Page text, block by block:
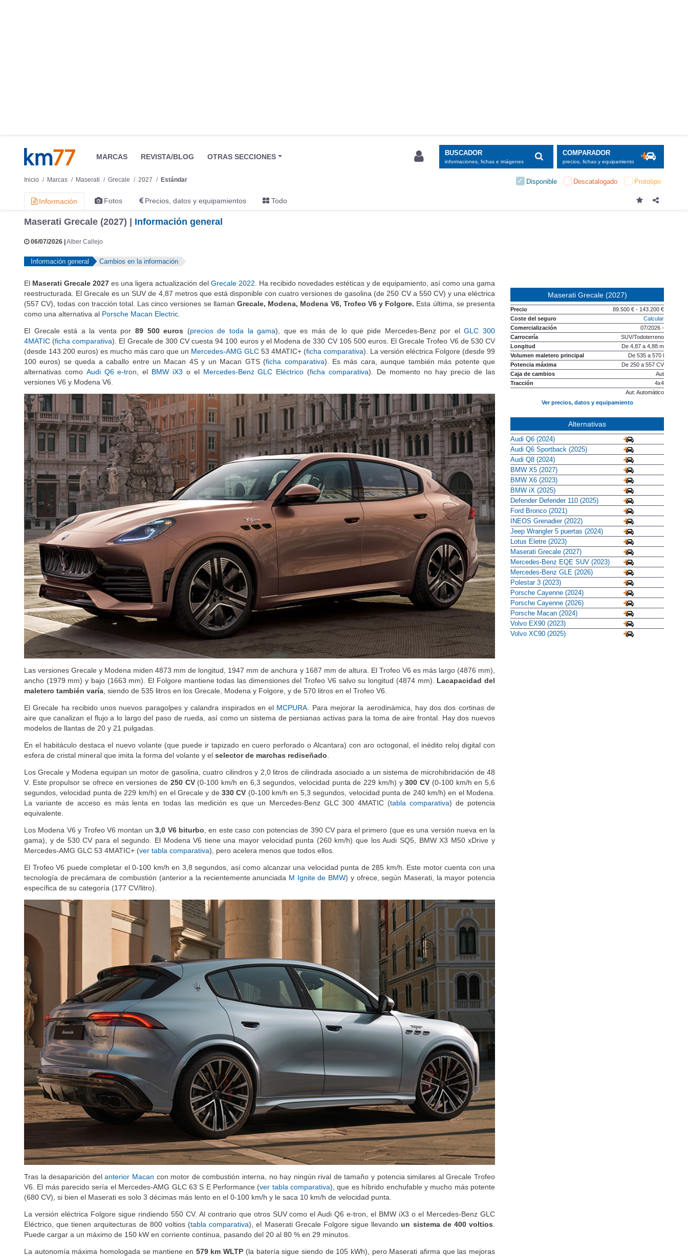
MARCAS REVISTA/BLOG OTRAS SECCIONES BUSCADOR
informaciones, fichas e imágenes
COMPARADOR
precios, fichas y equipamiento
Inicio Marcas Maserati Grecale 2027 Estándar Disponible Descatalogado Prototipo
Información Fotos Precios, datos y equipamientos Todo
Maserati Grecale (2027) | Información general
06/07/2026 | Alber Callejo
Información general Cambios en la información
El Maserati Grecale 2027 es una ligera actualización del Grecale 2022 . Ha recibido novedades estéticas y de equipamiento, así como una gama
reestructurada. El Grecale es un SUV de 4,87 metros que está disponible con cuatro versiones de gasolina (de 250 CV a 550 CV) y una eléctrica
(557 CV), todas con tracción total. Las cinco versiones se llaman Grecale, Modena, Modena V6, Trofeo V6 y Folgore. Esta última, se presenta
como una alternativa al Porsche Macan Electric
El Grecale está a la venta por89 500 euros (precios de toda la gama), que es más de lo que pide Mercedes-Benz por elGLC 300
4MATIC (ficha comparativa). El Grecale de 300 CV cuesta 94 100 euros y el Modena de 330 CV 105 500 euros. El Grecale Trofeo V6 de 530 CV
(desde 143 200 euros) es mucho más caro que un Mercedes-AMG GLC 53 4MATIC+ (ficha comparativa). La versión eléctrica Folgore (desde 99
100 euros) se queda a caballo entre un Macan 4S y un Macan GTS (ficha comparativa). Es más cara, aunque también más potente que
alternativas como Audi Q6 e-tron , el BMW iX3 o el Mercedes-Benz GLC Eléctrico (ficha comparativa). De momento no hay precio de las
versiones V6 y Modena V6.
Las versiones Grecale y Modena miden 4873 mm de longitud, 1947 mm de anchura y 1687 mm de altura. El Trofeo V6 es más largo (4876 mm),
ancho (1979 mm) y bajo (1663 mm). El Folgore mantiene todas las dimensiones del Trofeo V6 salvo su longitud (4874 mm). Lacapacidad del
maletero también varía , siendo de 535 litros en los Grecale, Modena y Folgore, y de 570 litros en el Trofeo V6.
El Grecale ha recibido unos nuevos paragolpes y calandra inspirados en el MCPURA . Para mejorar la aerodinámica, hay dos dos cortinas de
aire que canalizan el flujo a lo largo del paso de rueda, así como un sistema de persianas activas para la toma de aire frontal. Hay dos nuevos
modelos de llantas de 20 y 21 pulgadas.
En el habitáculo destaca el nuevo volante (que puede ir tapizado en cuero perforado o Alcantara) con aro octogonal, el inédito reloj digital con
esfera de cristal mineral que imita la forma del volante y el selector de marchas rediseñado
Los Grecale y Modena equipan un motor de gasolina, cuatro cilindros y 2,0 litros de cilindrada asociado a un sistema de microhibridación de 48
V. Este propulsor se ofrece en versiones de 250 CV(0-100 km/h en 6,3 segundos, velocidad punta de 229 km/h) y300 CV (0-100 km/h en 5,6
segundos, velocidad punta de 229 km/h) en el Grecale y de 330 CV (0-100 km/h en 5,3 segundos, velocidad punta de 240 km/h) en el Modena.
La variante de acceso es más lenta en todas las medición es que un Mercedes-Benz GLC 300 4MATIC (tabla comparativa) de potencia
equivalente.
Los Modena V6 y Trofeo V6 montan un3,0 V6 biturbo , en este caso con potencias de 390 CV para el primero (que es una versión nueva en la
gama), y de 530 CV para el segundo. El Modena V6 tiene una mayor velocidad punta (260 km/h) que los Audi SQ5, BMW X3 M50 xDrive y
Mercedes-AMG GLC 53 4MATIC+ (ver tabla comparativa), pero acelera menos que todos ellos.
El Trofeo V6 puede completar el 0-100 km/h en 3,8 segundos, así como alcanzar una velocidad punta de 285 km/h. Este motor cuenta con una
tecnología de precámara de combustión (anterior a la recientemente anunciada M Ignite de BMW) y ofrece, según Maserati, la mayor potencia
específica de su categoría (177 CV/litro).
Tras la desaparición delanterior Macan con motor de combustión interna, no hay ningún rival de tamaño y potencia similares al Grecale Trofeo
V6. El más parecido sería el Mercedes-AMG GLC 63 S E Performance (ver tabla comparativa), que es híbrido enchufable y mucho más potente
(680 CV), si bien el Maserati es solo 3 décimas más lento en el 0-100 km/h y le saca 10 km/h de velocidad punta.
La versión eléctrica Folgore sigue rindiendo 550 CV. Al contrario que otros SUV como el Audi Q6 e-tron, el BMW iX3 o el Mercedes-Benz GLC
Eléctrico, que tienen arquitecturas de 800 voltios (tabla comparativa), el Maserati Grecale Folgore sigue llevandoun sistema de 400 voltios
Puede cargar a un máximo de 150 kW en corriente continua, pasando del 20 al 80 % en 29 minutos.
La autonomía máxima homologada se mantiene en 579 km WLTP (la batería sigue siendo de 105 kWh), pero Maserati afirma que las mejoras
Maserati Grecale (2027)
Precio
89.500 € - 143.200 €
Coste del seguro
Calcular
Comercialización
07/2026 -
Carrocería
SUV/Todoterreno
Longitud
De 4,87 a 4,88 m
Volumen maletero principal
De 535 a 570 l
Potencia máxima
De 250 a 557 CV
Caja de cambios
Aut
Tracción
4x4
Aut: Automático
Ver precios, datos y equipamiento
Alternativas
Audi Q6 (2024)
Audi Q6 Sportback (2025)
Audi Q8 (2024)
BMW X5 (2027)
BMW X6 (2023)
BMW iX (2025)
Defender Defender 110 (2025)
Ford Bronco (2021)
INEOS Grenadier (2022)
Jeep Wrangler 5 puertas (2024)
Lotus Eletre (2023)
Maserati Grecale (2027)
Mercedes-Benz EQE SUV (2023)
Mercedes-Benz GLE (2026)
Polestar 3 (2023)
Porsche Cayenne (2024)
Porsche Cayenne (2026)
Porsche Macan (2024)
Volvo EX90 (2023)
Volvo XC90 (2025)